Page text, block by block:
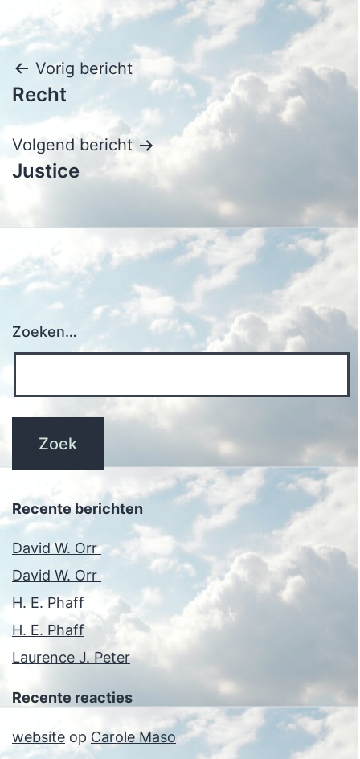
Bericht
navigatie
Vorig bericht
Recht
Volgend bericht
Justice
Zoeken…
Recente berichten
David W. Orr
David W. Orr
H. E. Phaff
H. E. Phaff
Laurence J. Peter
Recente reacties
website op Carole Maso